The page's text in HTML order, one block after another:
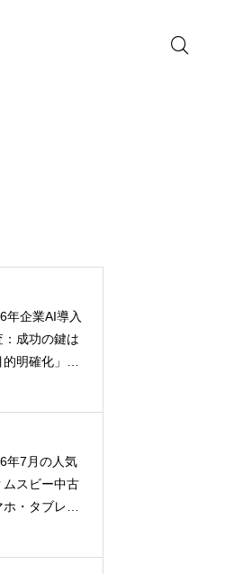
年企業AI導入
：成功の鍵は
的明確化」と
年7月の人気
ムスビー中古
ホ・タブレッ